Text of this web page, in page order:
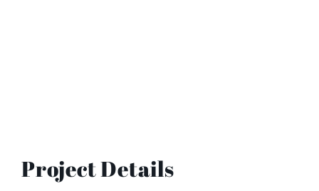
Project Details